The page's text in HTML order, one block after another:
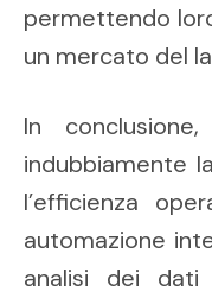
permettendo
un mercato del
In
indubbiamente
l’efficienza
automazione
analisi dei